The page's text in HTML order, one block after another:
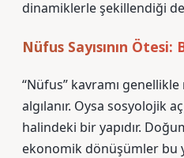
dinamiklerle şekillendiği
Nüfus Sayısının
“Nüfus” kavramı
algılanır. Oysa sosyolojik
halindeki bir yapıdır.
ekonomik dönüşümler bu